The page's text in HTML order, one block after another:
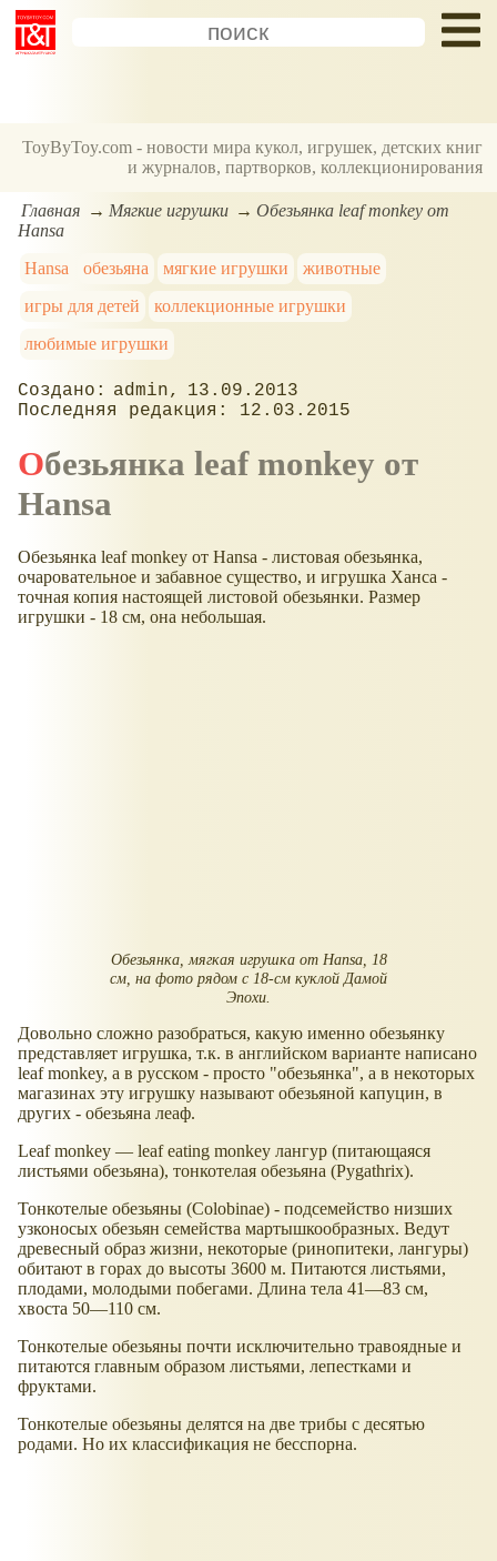
ToyByToy.com - новости мира кукол, игрушек, детских книг
и журналов, партворков, коллекционирования
Главная Мягкие игрушки
Обезьянка leaf monkey от
Hansa
Hansa
обезьяна мягкие игрушки
животные
игры для детей
коллекционные игрушки
любимые игрушки
admin
13.09.2013
12.03.2015
Обезьянка leaf monkey от
Hansa
Обезьянка leaf monkey от Hansa - листовая обезьянка,
очаровательное и забавное существо, и игрушка Ханса -
точная копия настоящей листовой обезьянки. Размер
игрушки - 18 см, она небольшая.
Обезьянка, мягкая игрушка от Hansa, 18
см, на фото рядом с 18-см куклой Дамой
Эпохи.
Довольно сложно разобраться, какую именно обезьянку
представляет игрушка, т.к. в английском варианте написано
leaf monkey, а в русском - просто "обезьянка", а в некоторых
магазинах эту игрушку называют обезьяной капуцин, в
других - обезьяна леаф.
Leaf monkey — leaf eating monkey лангур (питающаяся
листьями обезьяна), тонкотелая обезьяна (Pygathrix).
Тонкотелые обезьяны (Colobinae) - подсемейство низших
узконосых обезьян семейства мартышкообразных. Ведут
древесный образ жизни, некоторые (ринопитеки, лангуры)
обитают в горах до высоты 3600 м. Питаются листьями,
плодами, молодыми побегами. Длина тела 41—83 см,
хвоста 50—110 см.
Тонкотелые обезьяны почти исключительно травоядные и
питаются главным образом листьями, лепестками и
фруктами.
Тонкотелые обезьяны делятся на две трибы с десятью
родами. Но их классификация не бесспорна.